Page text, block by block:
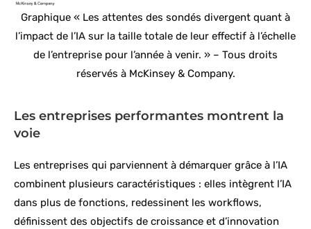
Graphique « Les attentes des sondés divergent quant à
l’impact de l’IA sur la taille totale de leur effectif à l’échelle
de l’entreprise pour l’année à venir. » – Tous droits
réservés à McKinsey & Company.
Les entreprises performantes montrent la
voie
Les entreprises qui parviennent à démarquer grâce à l’IA
combinent plusieurs caractéristiques : elles intègrent l’IA
dans plus de fonctions, redessinent les workflows,
définissent des objectifs de croissance et d’innovation